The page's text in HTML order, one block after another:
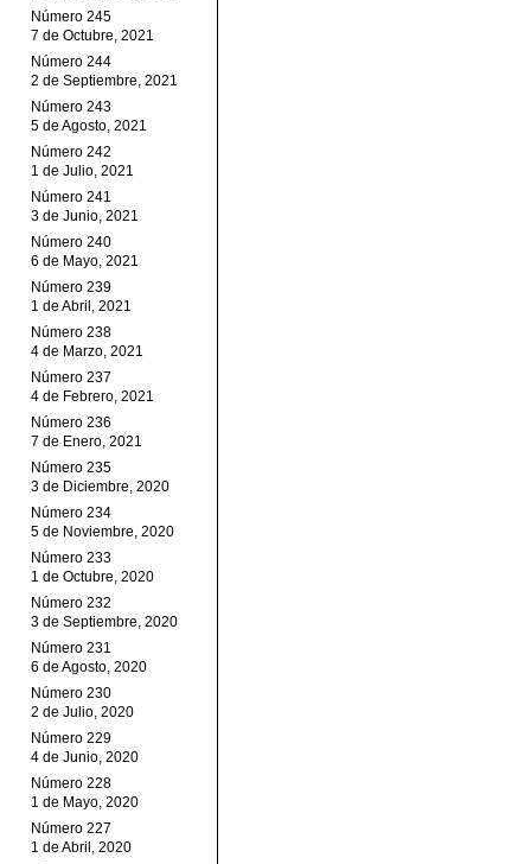
Número 245
7 de Octubre, 2021
Número 244
2 de Septiembre, 2021
Número 243
5 de Agosto, 2021
Número 242
1 de Julio, 2021
Número 241
3 de Junio, 2021
Número 240
6 de Mayo, 2021
Número 239
1 de Abril, 2021
Número 238
4 de Marzo, 2021
Número 237
4 de Febrero, 2021
Número 236
7 de Enero, 2021
Número 235
3 de Diciembre, 2020
Número 234
5 de Noviembre, 2020
Número 233
1 de Octubre, 2020
Número 232
3 de Septiembre, 2020
Número 231
6 de Agosto, 2020
Número 230
2 de Julio, 2020
Número 229
4 de Junio, 2020
Número 228
1 de Mayo, 2020
Número 227
1 de Abril, 2020